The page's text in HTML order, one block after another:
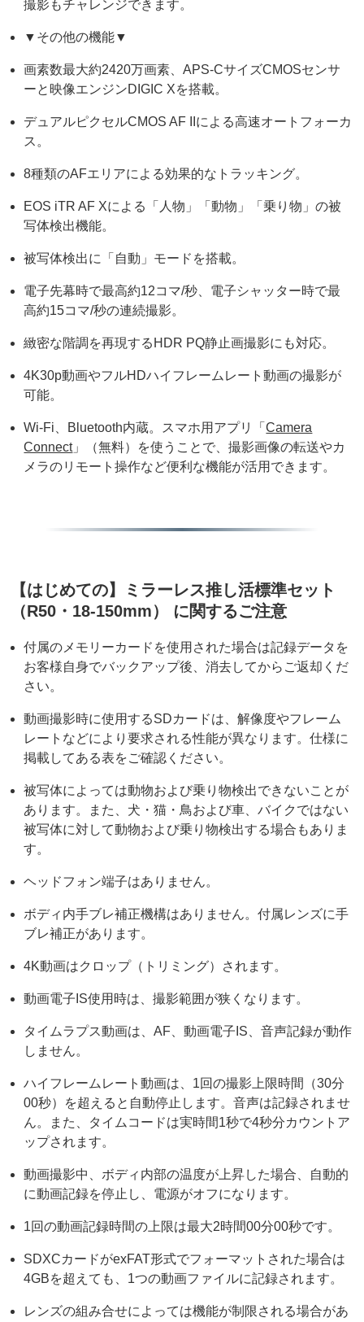
撮影もチャレンジできます。
▼その他の機能▼
画素数最大約2420万画素、APS-CサイズCMOSセンサ
ーと映像エンジンDIGIC Xを搭載。
デュアルピクセルCMOS AF IIによる高速オートフォーカ
ス。
8種類のAFエリアによる効果的なトラッキング。
EOS iTR AF Xによる「人物」「動物」「乗り物」の被
写体検出機能。
被写体検出に「自動」モードを搭載。
電子先幕時で最高約12コマ/秒、電子シャッター時で最
高約15コマ/秒の連続撮影。
緻密な階調を再現するHDR PQ静止画撮影にも対応。
4K30p動画やフルHDハイフレームレート動画の撮影が
可能。
Wi-Fi、Bluetooth内蔵。スマホ用アプリ「Camera
Connect」（無料）を使うことで、撮影画像の転送やカ
メラのリモート操作など便利な機能が活用できます。
【はじめての】ミラーレス推し活標準セット
（R50・18-150mm） に関するご注意
付属のメモリーカードを使用された場合は記録データを
お客様自身でバックアップ後、消去してからご返却くだ
さい。
動画撮影時に使用するSDカードは、解像度やフレーム
レートなどにより要求される性能が異なります。仕様に
掲載してある表をご確認ください。
被写体によっては動物および乗り物検出できないことが
あります。また、犬・猫・鳥および車、バイクではない
被写体に対して動物および乗り物検出する場合もありま
す。
ヘッドフォン端子はありません。
ボディ内手ブレ補正機構はありません。付属レンズに手
ブレ補正があります。
4K動画はクロップ（トリミング）されます。
動画電子IS使用時は、撮影範囲が狭くなります。
タイムラプス動画は、AF、動画電子IS、音声記録が動作
しません。
ハイフレームレート動画は、1回の撮影上限時間（30分
00秒）を超えると自動停止します。音声は記録されませ
ん。また、タイムコードは実時間1秒で4秒分カウントア
ップされます。
動画撮影中、ボディ内部の温度が上昇した場合、自動的
に動画記録を停止し、電源がオフになります。
1回の動画記録時間の上限は最大2時間00分00秒です。
SDXCカードがexFAT形式でフォーマットされた場合は
4GBを超えても、1つの動画ファイルに記録されます。
レンズの組み合せによっては機能が制限される場合があ